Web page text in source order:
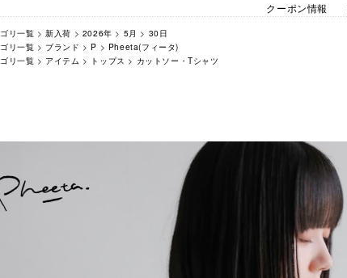
クーポン情報
リ一覧 >新入荷 > 2026年 > 5月 > 30日
リ一覧 > ブランド > P > Pheeta(フィータ)
リ一覧 > アイテム > トップス > カットソー・Tシャツ